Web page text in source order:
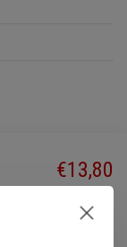
€13,80
Incl. btw